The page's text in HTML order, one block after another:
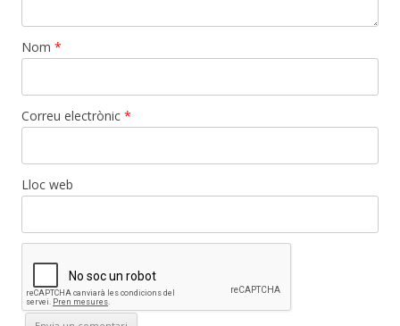
Nom *
Correu electrònic *
Lloc web